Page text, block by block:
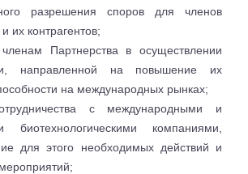
разрешения споров для членов
их контрагентов;
Партнерства в осуществлении
направленной на повышение их
на международных рынках;
с международными и
биотехнологическими компаниями,
для этого необходимых действий и